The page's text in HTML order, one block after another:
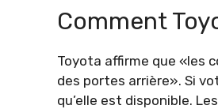
Comment
Toyota affirme que «les
des portes arrière». Si
qu’elle est disponible.